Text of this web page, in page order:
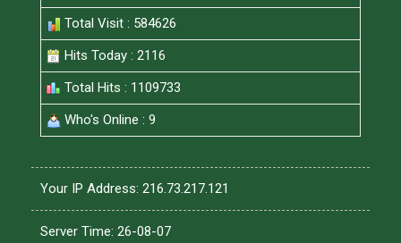
Total Visit : 584626
Hits Today : 2116
Total Hits : 1109733
Who's Online : 9
Your IP Address: 216.73.217.121
Server Time: 26-08-07